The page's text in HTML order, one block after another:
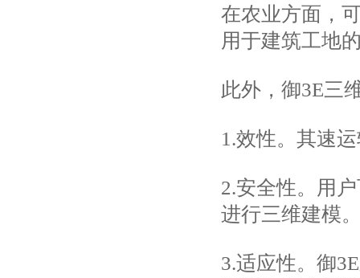
在农业方面，
用于建筑工地
此外，御3E三
1.效性。其速
2.安全性。用
进行三维建模
3.适应性。御